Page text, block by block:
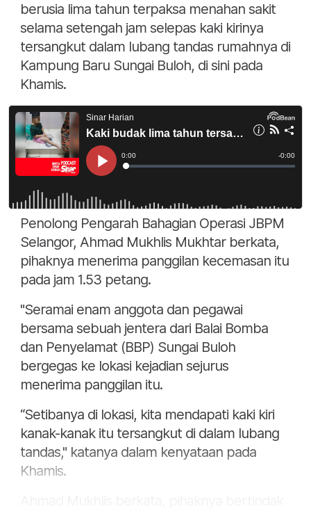
berusia lima tahun terpaksa menahan sakit
selama setengah jam selepas kaki kirinya
tersangkut dalam lubang tandas rumahnya di
Kampung Baru Sungai Buloh, di sini pada
Khamis.
Penolong Pengarah Bahagian Operasi JBPM
Selangor, Ahmad Mukhlis Mukhtar berkata,
pihaknya menerima panggilan kecemasan itu
pada jam 1.53 petang.
"Seramai enam anggota dan pegawai
bersama sebuah jentera dari Balai Bomba
dan Penyelamat (BBP) Sungai Buloh
bergegas ke lokasi kejadian sejurus
menerima panggilan itu.
“Setibanya di lokasi, kita mendapati kaki kiri
kanak-kanak itu tersangkut di dalam lubang
tandas," katanya dalam kenyataan pada
Khamis.